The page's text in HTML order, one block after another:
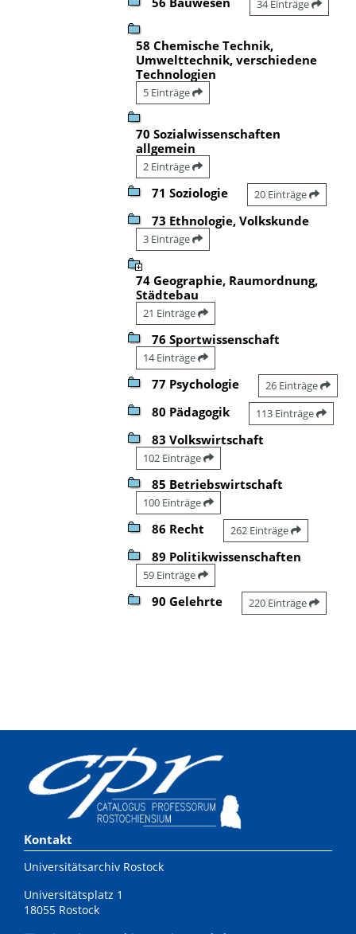
34 Einträge
58 Chemische Technik,
Umwelttechnik, verschiedene
Technologien
5 Einträge
70 Sozialwissenschaften
allgemein
2 Einträge
71 Soziologie 20 Einträge
73 Ethnologie, Volkskunde
3 Einträge
74 Geographie, Raumordnung,
Städtebau
21 Einträge
76 Sportwissenschaft
14 Einträge
77 Psychologie 26 Einträge
80 Pädagogik 113 Einträge
83 Volkswirtschaft
102 Einträge
85 Betriebswirtschaft
100 Einträge
86 Recht 262 Einträge
89 Politikwissenschaften
59 Einträge
90 Gelehrte 220 Einträge
Kontakt
Universitätsarchiv Rostock
Universitätsplatz 1
18055 Rostock